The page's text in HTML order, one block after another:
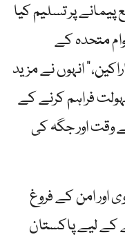
پر تسلیم کیا
متحدہ کے
انہوں نے مزید
فراہم کرنے کے
وقت اور جگہ کی
اور امن کے فروغ
کے لیے پاکستان